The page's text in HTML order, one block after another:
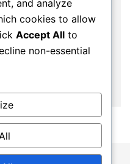
website in this
and analyze
cookies to allow
Accept All to
non-essential